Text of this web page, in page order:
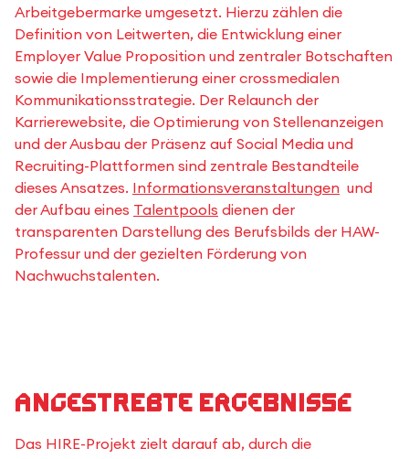
Arbeitgebermarke umgesetzt. Hierzu zählen die
Definition von Leitwerten, die Entwicklung einer
Employer Value Proposition und zentraler Botschaften
sowie die Implementierung einer crossmedialen
Kommunikationsstrategie. Der Relaunch der
Karrierewebsite, die Optimierung von Stellenanzeigen
und der Ausbau der Präsenz auf Social Media und
Recruiting-Plattformen sind zentrale Bestandteile
dieses Ansatzes. Informationsveranstaltungen und
der Aufbau eines Talentpools dienen der
transparenten Darstellung des Berufsbilds der HAW-
Professur und der gezielten Förderung von
Nachwuchstalenten.
Angestrebte Ergebnisse
Das HIRE-Projekt zielt darauf ab, durch die